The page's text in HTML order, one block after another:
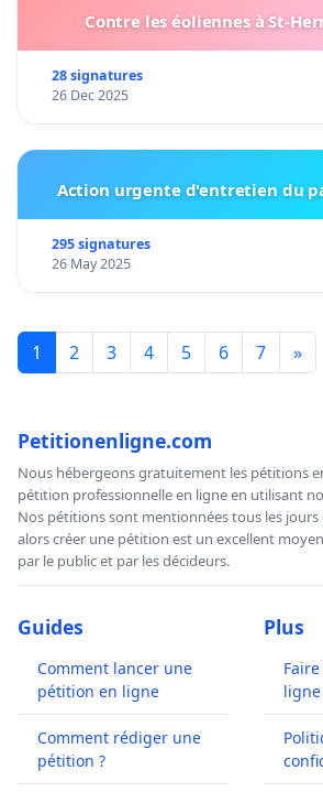
Contre les éoliennes à St-
28 signatures
26 Dec 2025
Action urgente d'entretien du
295 signatures
26 May 2025
1 2 3 4 5 6 7 »
Petitionenligne.com
Nous hébergeons gratuitement les pétitions
pétition professionnelle en ligne en utilisant
Nos pétitions sont mentionnées tous les jours
alors créer une pétition est un excellent
par le public et par les décideurs.
Guides
Comment lancer une
pétition en ligne
Comment rédiger une
pétition ?
Plus
ligne